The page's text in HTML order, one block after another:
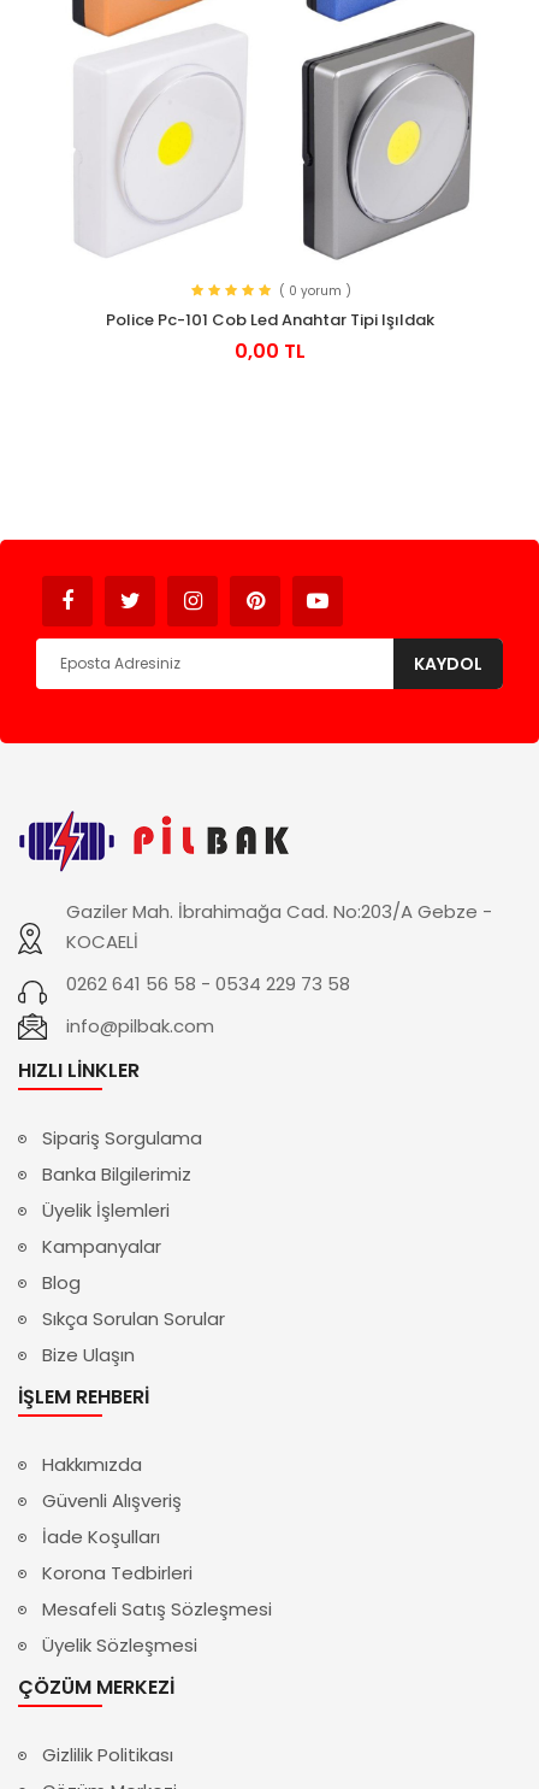
( 0 yorum )
Police Pc-101 Cob Led Anahtar Tipi Işıldak
0,00 TL
KAYDOL
Gaziler Mah. İbrahimağa Cad. No:203/A Gebze -
KOCAELİ
0262 641 56 58 - 0534 229 73 58
info@pilbak.com
HIZLI LINKLER
Sipariş Sorgulama
Banka Bilgilerimiz
Üyelik İşlemleri
Kampanyalar
Blog
Sıkça Sorulan Sorular
Bize Ulaşın
İŞLEM REHBERI
Hakkımızda
Güvenli Alışveriş
İade Koşulları
Korona Tedbirleri
Mesafeli Satış Sözleşmesi
Üyelik Sözleşmesi
ÇÖZÜM MERKEZI
Gizlilik Politikası